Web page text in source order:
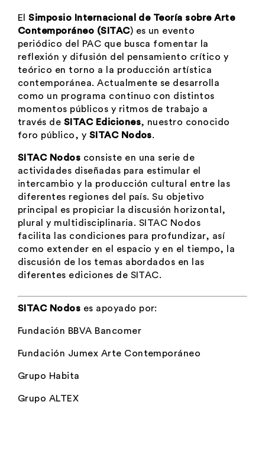
ElSimposio Internacional de Teoría sobre Arte
Contemporáneo (SITAC) es un evento
periódico del PAC que busca fomentar la
reflexión y difusión del pensamiento crítico y
teórico en torno a la producción artística
contemporánea. Actualmente se desarrolla
como un programa continuo con distintos
momentos públicos y ritmos de trabajo a
través de SITAC Ediciones, nuestro conocido
foro público, y SITAC Nodos.
SITAC Nodos consiste en una serie de
actividades diseñadas para estimular el
intercambio y la producción cultural entre las
diferentes regiones del país. Su objetivo
principal es propiciar la discusión horizontal,
plural y multidisciplinaria. SITAC Nodos
facilita las condiciones para profundizar, así
como extender en el espacio y en el tiempo, la
discusión de los temas abordados en las
diferentes ediciones de SITAC.
SITAC Nodos es apoyado por:
Fundación BBVA Bancomer
Fundación Jumex Arte Contemporáneo
Grupo Habita
Grupo ALTEX